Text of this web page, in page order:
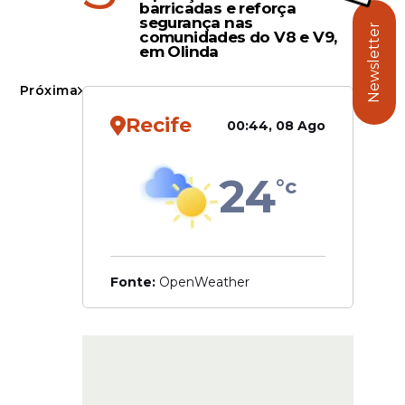
Próxima
barricadas e reforça
segurança nas
comunidades do V8 e V9,
em Olinda
Recife 00:44, 08 Ago
24°c
Fonte: OpenWeather
Newsletter